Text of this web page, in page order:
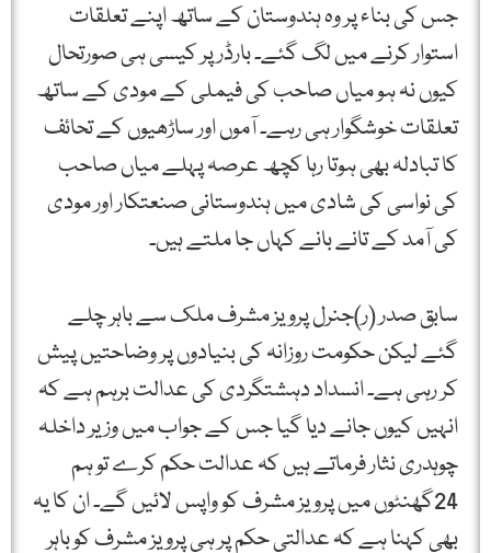
جس کی بناء پر وہ ہندوستان کے ساتھ اپنے تعلقات
استوار کرنے میں لگ گئے۔ بارڈر پر کیسی ہی صورتحال
کیوں نہ ہو میاں صاحب کی فیملی کے مودی کے ساتھ
تعلقات خوشگوار ہی رہے۔ آموں اور ساڑھیوں کے تحائف
کا تبادلہ بھی ہوتا رہا کچھ عرصہ پہلے میاں صاحب
کی نواسی کی شادی میں ہندوستانی صنعتکار اور مودی
کی آمد کے تانے بانے کہاں جا ملتے ہیں۔
سابق صدر (ر)جنرل پرویز مشرف ملک سے باہر چلے
گئے لیکن حکومت روزانہ کی بنیادوں پر وضاحتیں پیش
کر رہی ہے۔ انسداد دہشتگردی کی عدالت برہم ہے کہ
انہیں کیوں جانے دیا گیا جس کے جواب میں وزیر داخلہ
چوہدری نثار فرماتے ہیں کہ عدالت حکم کرے تو ہم
24گھنٹوں میں پرویز مشرف کو واپس لائیں گے۔ ان کا یہ
بھی کہنا ہے کہ عدالتی حکم پر ہی پرویز مشرف کو باہر